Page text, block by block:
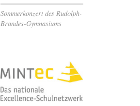
Sommerkonzert des Rudolph-
Brandes-Gymnasiums